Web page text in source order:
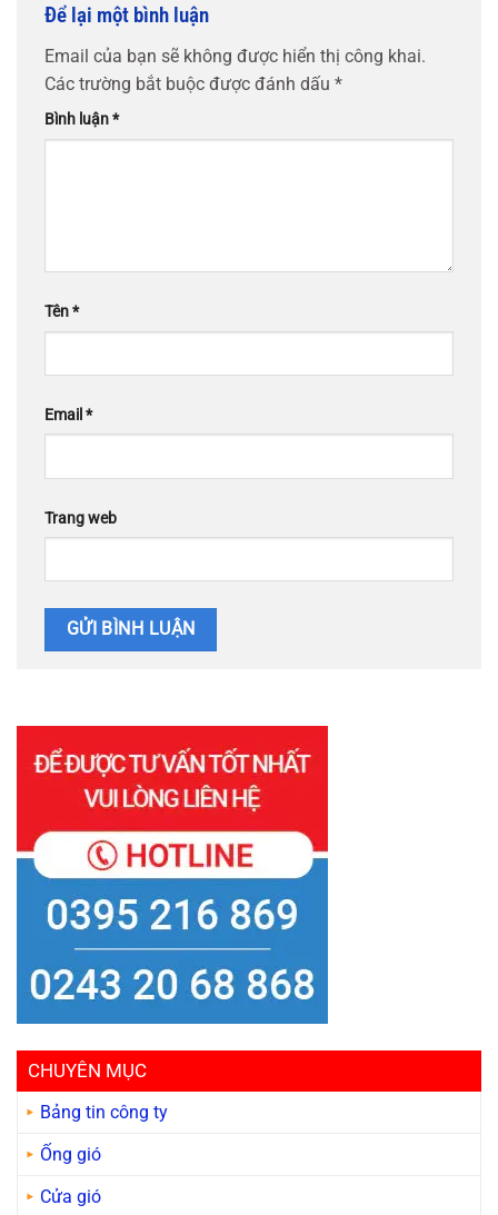
Để lại một bình luận
Email của bạn sẽ không được hiển thị công khai.
Các trường bắt buộc được đánh dấu *
Bình luận*
Tên*
Email *
Trang web
CHUYÊN MỤC
Bảng tin công ty
Ống gió
Cửa gió